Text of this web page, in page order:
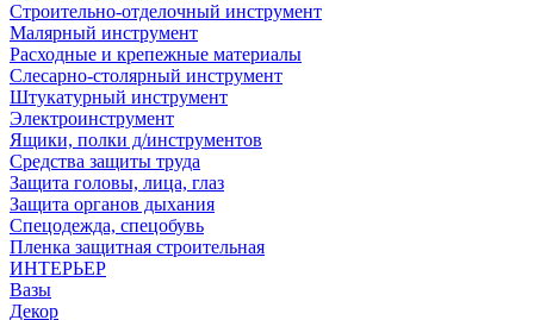
Строительно-отделочный инструмент
Малярный инструмент
Расходные и крепежные материалы
Слесарно-столярный инструмент
Штукатурный инструмент
Электроинструмент
Ящики, полки д/инструментов
Средства защиты труда
Защита головы, лица, глаз
Защита органов дыхания
Спецодежда, спецобувь
Пленка защитная строительная
ИНТЕРЬЕР
Вазы
Декор